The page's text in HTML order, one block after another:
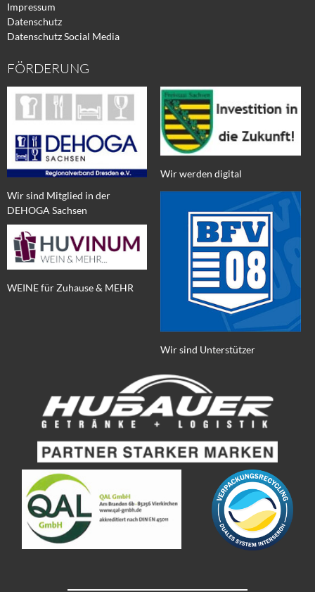
Impressum
Datenschutz
Datenschutz Social Media
FÖRDERUNG
Wir sind Mitglied in der
DEHOGA Sachsen
WEINE für Zuhause & MEHR
Wir werden digital
Wir sind Unterstützer